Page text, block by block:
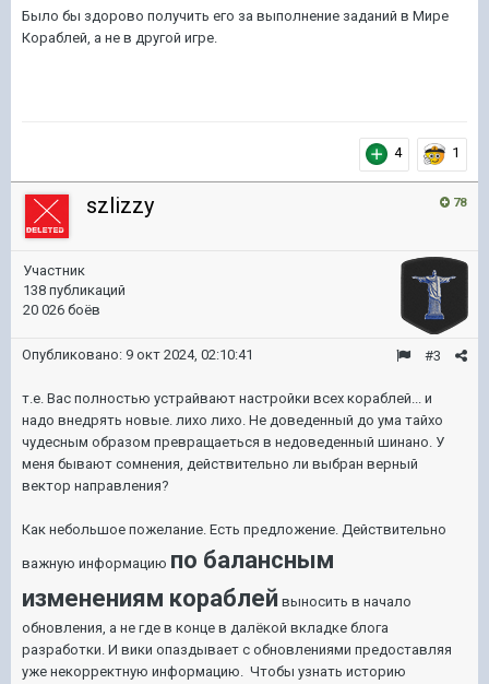
Было бы здорово получить его за выполнение заданий в Мире
Кораблей, а не в другой игре.
4 1
78
szlizzy
Участник
138 публикаций
20 026 боёв
#3
Опубликовано: 9 окт 2024, 02:10:41
т.е. Вас полностью устрайвают настройки всех кораблей... и
надо внедрять новые. лихо лихо. Не доведенный до ума тайхо
чудесным образом превращаеться в недоведенный шинано. У
меня бывают сомнения, действительно ли выбран верный
вектор направления?
Как небольшое пожелание. Есть предложение. Действительно
важную информацию по балансным
изменениям кораблей выносить в начало
обновления, а не где в конце в далёкой вкладке блога
разработки. И вики опаздывает с обновлениями предоставляя
уже некорректную информацию. Чтобы узнать историю